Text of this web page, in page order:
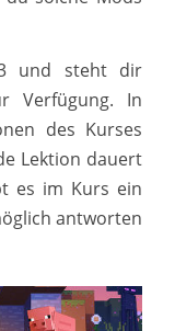
und steht dir
Verfügung. In
des Kurses
Lektion dauert
es im Kurs ein
antworten